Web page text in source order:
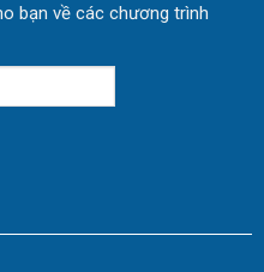
bạn về các chương trình